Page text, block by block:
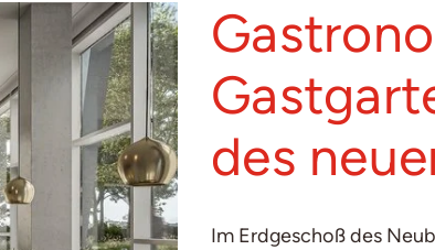
des
Im Erdgeschoß des